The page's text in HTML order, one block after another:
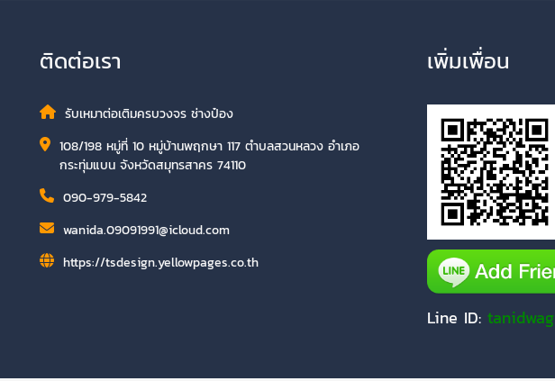
ติดต่อเรา
รับเหมาต่อเติมครบวงจร ช่างป๋อง
108/198 หมู่ที่ 10 หมู่บ้านพฤกษา 117 ตำบลสวนหลวง อำเภอ
กระทุ่มแบน จังหวัดสมุทรสาคร 74110
090-979-5842
wanida.09091991@icloud.com
https://tsdesign.yellowpages.co.th
เพิ่มเพื่อน
Line ID: tanidwag